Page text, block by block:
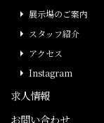
展示場のご案内
スタッフ紹介
アクセス
Instagram
求人情報
お問い合わせ